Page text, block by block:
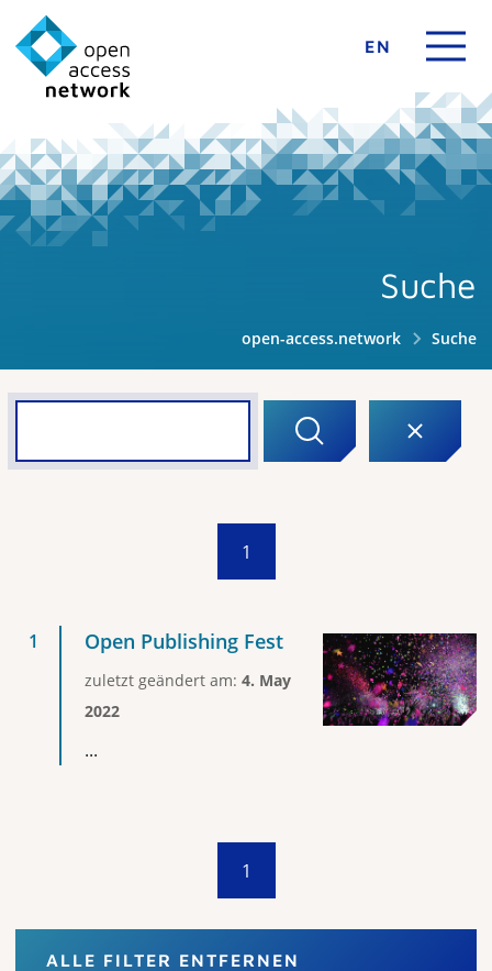
EN
Suche
open-access.network Suche
1
Open Publishing Fest
zuletzt geändert am: 4. May
2022
...
1
ALLE FILTER ENTFERNEN